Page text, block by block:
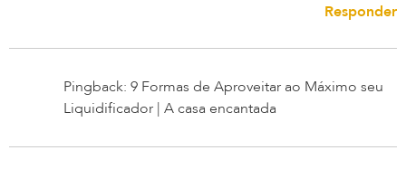
Responder
Pingback: 9 Formas de Aproveitar ao Máximo seu
Liquidificador | A casa encantada